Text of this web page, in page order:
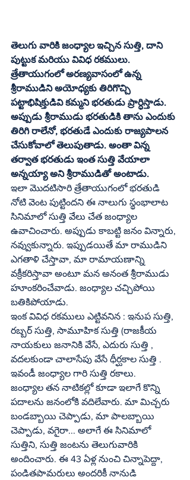
తెలుగు వారికి జంధ్యాల ఇచ్చిన సుత్తి, దాని
పుట్టుక మరియు వివిధ రకములు.
త్రేతాయుగంలో అరణ్యవాసంలో ఉన్న
శ్రీరాముడిని అయోధ్యకు తిరిగొచ్చి
పట్టాభిషిక్తుడివి కమ్మని భరతుడు ప్రార్ధిస్తాడు.
అప్పుడు శ్రీరాముడు భరతుడికి తాను ఎందుకు
తిరిగి రాలేనో, భరతుడే ఎందుకు రాజ్యపాలన
చేసుకోవాలో తెలుపుతాడు. అంతా విన్న
తర్వాత భరతుడు ఇంత సుత్తి వేయాలా
అన్నయ్యా అని శ్రీరాముడితో అంటాడు.
ఇలా మొదటిసారి త్రేతాయుగంలో భరతుడి
నోటి వెంట పుట్టిందని ఈ నాలుగు స్థంభాలాట
సినిమాలో సుత్తి వేలు చేత జంధ్యాల
ఉవాచించారు. అప్పుడు కాబట్టి జనం విన్నారు,
నవ్వుకున్నారు. ఇప్పుడయితే మా రాముడిని
ఎగతాళి చేస్తావా, మా రామాయణాన్ని
వక్రీకరిస్తావా అంటూ మన అనంత శ్రీరాముడు
హూంకరించేవాడు. జంధ్యాల చచ్చిపోయి
బతికిపోయాడు.
ఇంక వివిధ రకములు ఎట్టివనిన : ఇనుప సుత్తి,
రబ్బర్‌ సుత్తి, సామూహిక సుత్తి (రాజకీయ
నాయకులు జనానికి వేసే, ఎదురు సుత్తి ,
వదలకుండా చాలాసేపు వేసే ధీర్ఘకాల సుత్తి .
ఇవండీ జంధ్యాల గారి సుత్తి రకాలు.
జంధ్యాల తన నాటికల్లో కూడా ఇలాగే కొన్ని
పదాలను జనంలోకి వదిలేవారు. మా మిచ్చరు
బండబ్బాయి చెప్పాడు, మా పాలబ్బాయి
చెప్పాడు, వగైరా... అలాగే ఈ సినిమాలో
సుత్తిని, సుత్తి జంటను తెలుగువారికి
అందించారు. ఈ 43 ఏళ్ల నుంచి చిన్నాపెద్దా,
పండితపామరులు అందరికీ నానుడి